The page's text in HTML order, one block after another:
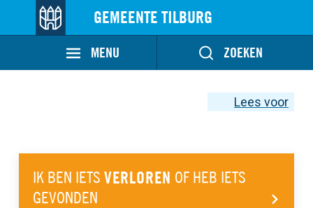
GEMEENTE TILBURG
MENU ZOEKEN
Lees voor
IK BEN IETS VERLOREN OF HEB IETS
GEVONDEN